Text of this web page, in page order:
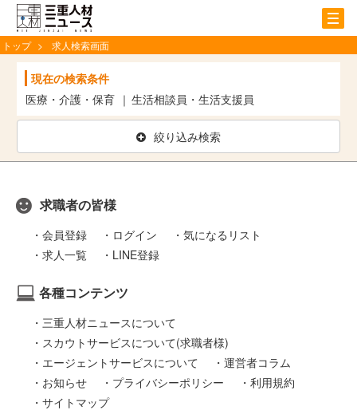
トップ 求人検索画面
現在の検索条件
医療・介護・保育
生活相談員・生活支援員
絞り込み検索
求職者の皆様
会員登録 ログイン
気になるリスト
求人一覧
LINE登録
各種コンテンツ
三重人材ニュースについて
スカウトサービスについて(求職者様)
エージェントサービスについて
運営者コラム
お知らせ
プライバシーポリシー
利用規約
サイトマップ